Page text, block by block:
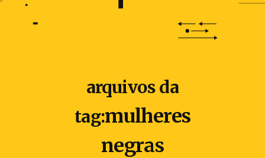
arquivos da
tag:mulheres
negras